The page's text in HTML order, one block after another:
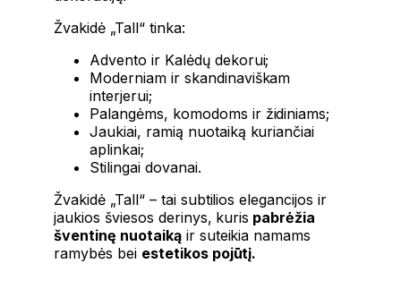
Žvakidė „Tall“ tinka:
Advento ir Kalėdų dekorui;
Moderniam ir skandinaviškam
interjerui;
Palangėms, komodoms ir židiniams;
Jaukiai, ramią nuotaiką kuriančiai
aplinkai;
Stilingai dovanai.
Žvakidė „Tall“ – tai subtilios elegancijos ir
jaukios šviesos derinys, kuris pabrėžia
šventinę nuotaikąir suteikia namams
ramybės bei estetikos pojūtį.